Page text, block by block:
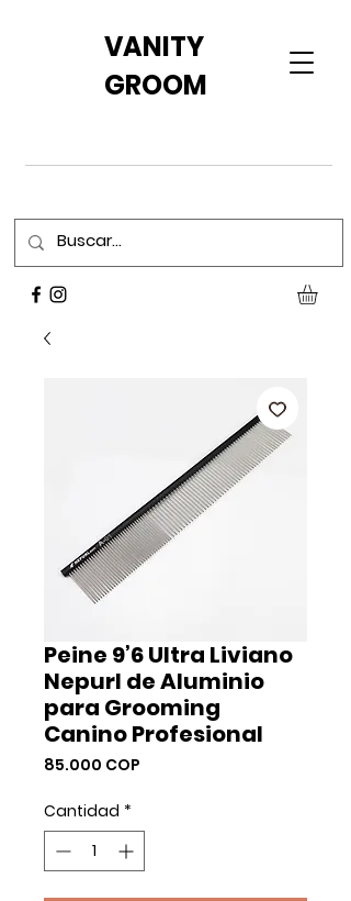
VANITY
GROOM
Peine 9’6 Ultra Liviano
Nepurl de Aluminio
para Grooming
Canino Profesional
85.000 COP
Cantidad *